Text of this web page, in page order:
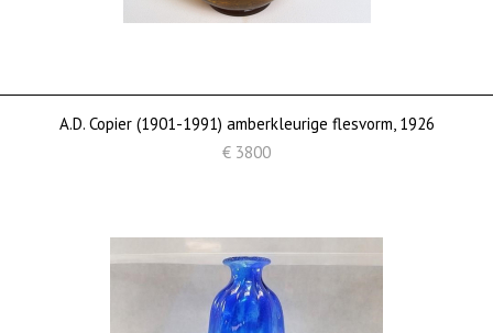
A.D. Copier (1901-1991) amberkleurige flesvorm, 1926
€ 3800